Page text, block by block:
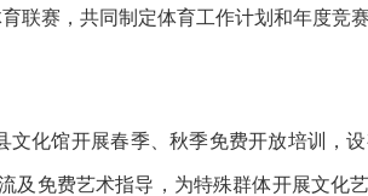
联赛，共同制定体育工作计划和年度竞赛
文化馆开展春季、秋季免费开放培训，
及免费艺术指导， 为特殊群体开展文化